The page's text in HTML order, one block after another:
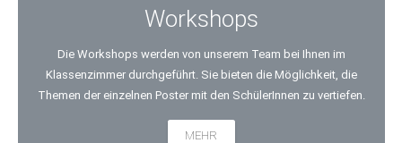
Workshops
Die Workshops werden von unserem Team bei Ihnen im
Klassenzimmer durchgeführt. Sie bieten die Möglichkeit, die
Themen der einzelnen Poster mit den SchülerInnen zu vertiefen.
MEHR